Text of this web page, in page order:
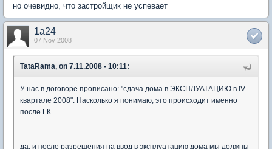
но очевидно, что застройщик не успевает
1a24
07 Nov 2008
TataRama, on 7.11.2008 - 10:11:
У нас в договоре прописано: "сдача дома в ЭКСПЛУАТАЦИЮ в IV
квартале 2008". Насколько я понимаю, это происходит именно
после ГК
да, и после разрешения на ввод в эксплуатацию дома мы должны